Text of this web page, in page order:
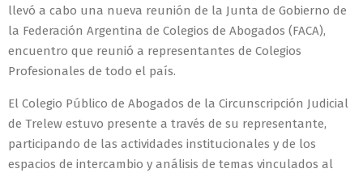
llevó a cabo una nueva reunión de la Junta de Gobierno de
la Federación Argentina de Colegios de Abogados (FACA),
encuentro que reunió a representantes de Colegios
Profesionales de todo el país.
El Colegio Público de Abogados de la Circunscripción Judicial
de Trelew estuvo presente a través de su representante,
participando de las actividades institucionales y de los
espacios de intercambio y análisis de temas vinculados al